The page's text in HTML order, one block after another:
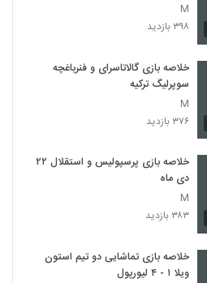
M
۳۹۸ بازدید
خلاصه بازی گالاتاسرای و فنرباغچه
سوپرلیگ ترکیه
M
۳۷۶ بازدید
خلاصه بازی پرسپولیس و استقلال ۲۲
دی ماه
M
۳۸۳ بازدید
خلاصه بازی تماشایی دو تیم استون
ویلا ۱ - ۴ لیورپول